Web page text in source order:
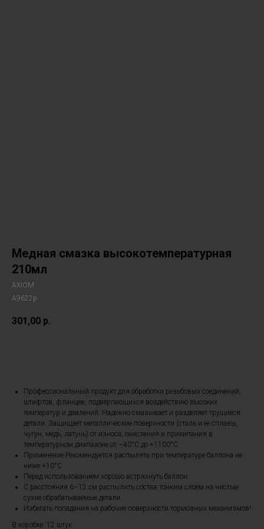
Медная смазка высокотемпературная
210мл
AXIOM
A9622p
301,00 р.
Профессиональный продукт для обработки резьбовых соединений,
штифтов, фланцев, подвергающихся воздействию высоких
температур и давлений. Надежно смазывает и разделяет трущиеся
детали. Защищает металлические поверхности (сталь и ее сплавы,
чугун, медь, латунь) от износа, окисления и прикипания в
температурном диапазоне от –40°С до +1100°С.
Применение:Рекомендуется распылять при температуре баллона не
ниже +10°С.
Перед использованием хорошо встряхнуть баллон.
С расстояния 6–12 см распылить состав тонким слоем на чистые
сухие обрабатываемые детали.
Избегать попадания на рабочие поверхности тормозных механизмов!
В коробке: 12 штук